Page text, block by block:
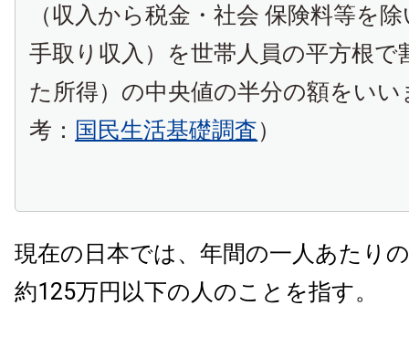
（収入から税金・社会 保険料等を
手取り収入）を世帯人員の平方根で
た所得）の中央値の半分の額をいい
考： 国民生活基礎調査）
現在の日本では、年間の一人あたり
約125万円以下の人のことを指す。